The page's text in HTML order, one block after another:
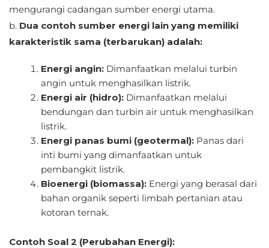
mengurangi cadangan sumber energi utama.
b. Dua contoh sumber energi lain yang memiliki
karakteristik sama (terbarukan) adalah:
Energi angin: Dimanfaatkan melalui turbin
angin untuk menghasilkan listrik.
Energi air (hidro): Dimanfaatkan melalui
bendungan dan turbin air untuk menghasilkan
listrik.
Energi panas bumi (geotermal): Panas dari
inti bumi yang dimanfaatkan untuk
pembangkit listrik.
Bioenergi (biomassa): Energi yang berasal dari
bahan organik seperti limbah pertanian atau
kotoran ternak.
Contoh Soal 2 (Perubahan Energi):